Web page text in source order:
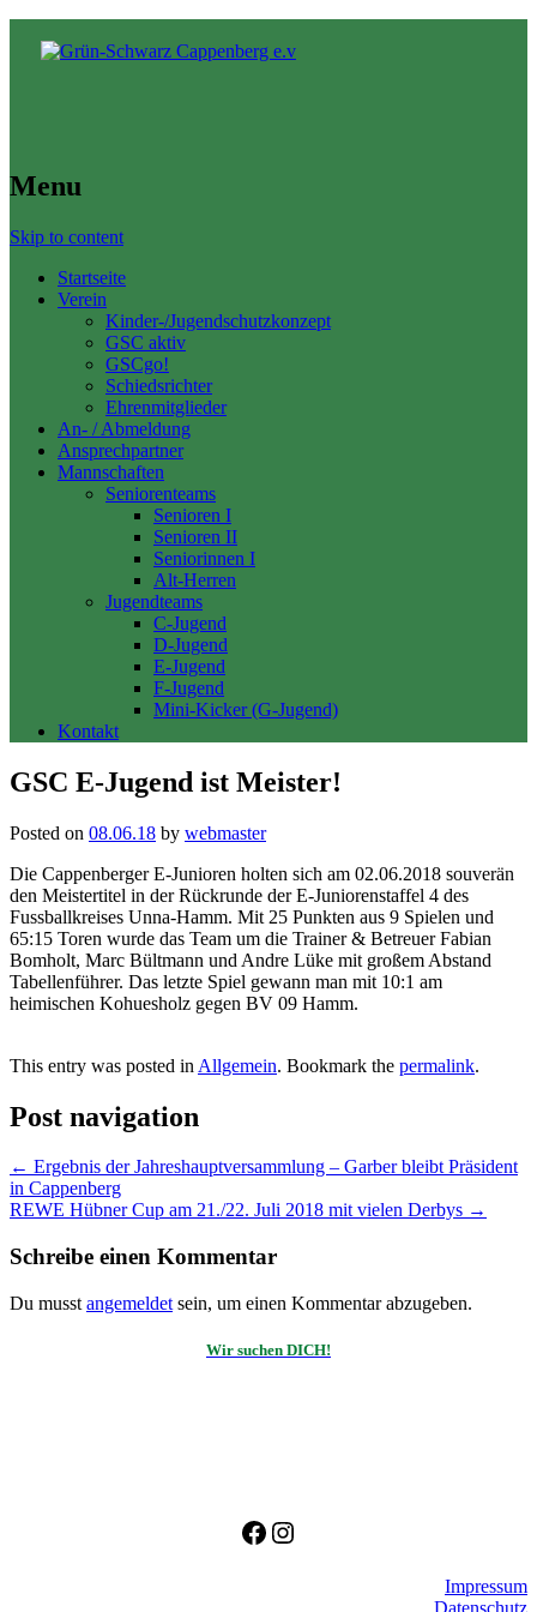
Menu
Skip to content
Startseite
Verein
Kinder-/Jugendschutzkonzept
GSC aktiv
GSCgo!
Schiedsrichter
Ehrenmitglieder
An- / Abmeldung
Ansprechpartner
Mannschaften
Seniorenteams
Senioren I
Senioren II
Seniorinnen I
Alt-Herren
Jugendteams
C-Jugend
D-Jugend
E-Jugend
F-Jugend
Mini-Kicker (G-Jugend)
Kontakt
GSC E-Jugend ist Meister!
Posted on 08.06.18 by webmaster
Die Cappenberger E-Junioren holten sich am 02.06.2018 souverän
den Meistertitel in der Rückrunde der E-Juniorenstaffel 4 des
Fussballkreises Unna-Hamm. Mit 25 Punkten aus 9 Spielen und
65:15 Toren wurde das Team um die Trainer & Betreuer Fabian
Bomholt, Marc Bültmann und Andre Lüke mit großem Abstand
Tabellenführer. Das letzte Spiel gewann man mit 10:1 am
heimischen Kohuesholz gegen BV 09 Hamm.
This entry was posted in Allgemein. Bookmark the permalink.
Post navigation
← Ergebnis der Jahreshauptversammlung – Garber bleibt Präsident
in Cappenberg
REWE Hübner Cup am 21./22. Juli 2018 mit vielen Derbys →
Schreibe einen Kommentar
Du musst angemeldet sein, um einen Kommentar abzugeben.
Wir suchen DICH!
Facebook
Instagram
Impressum